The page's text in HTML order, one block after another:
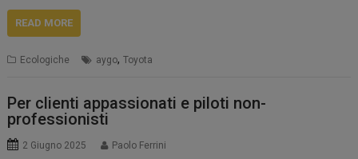
READ MORE
Ecologiche aygo,Toyota
Per clienti appassionati e piloti non-
professionisti
2 Giugno 2025 Paolo Ferrini